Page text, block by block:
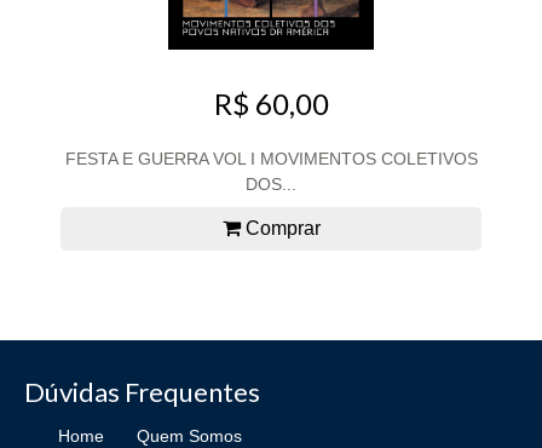
R$ 60,00
FESTA E GUERRA VOL I MOVIMENTOS COLETIVOS
DOS...
Comprar
Dúvidas Frequentes
Home Quem Somos